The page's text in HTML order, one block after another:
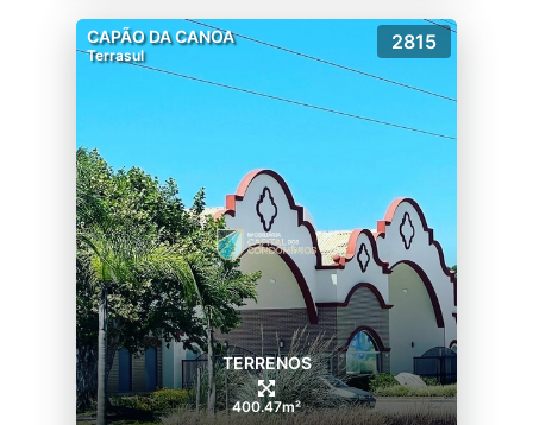
CAPÃO DA CANOA
Terrasul
2815
TERRENOS
400.47m²